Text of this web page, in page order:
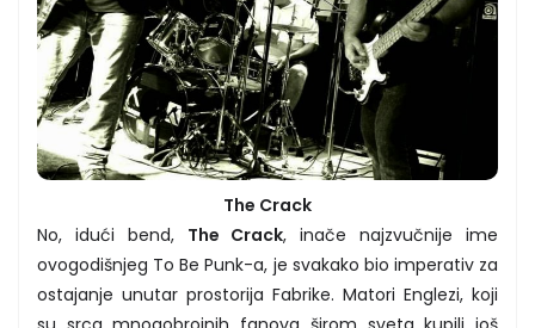
The Crack
No, idući bend, The Crack, inače najzvučnije ime
ovogodišnjeg To Be Punk-a, je svakako bio imperativ za
ostajanje unutar prostorija Fabrike. Matori Englezi, koji